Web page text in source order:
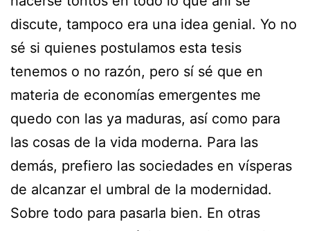
discute, tampoco era una idea genial. Yo no
sé si quienes postulamos esta tesis
tenemos o no razón, pero sí sé que en
materia de economías emergentes me
quedo con las ya maduras, así como para
las cosas de la vida moderna. Para las
demás, prefiero las sociedades en vísperas
de alcanzar el umbral de la modernidad.
Sobre todo para pasarla bien. En otras